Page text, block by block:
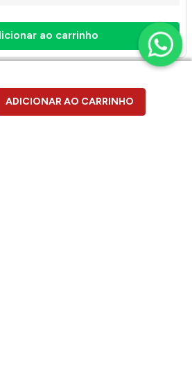
ADICIONAR AO CARRINHO
ao carrinho
aqui